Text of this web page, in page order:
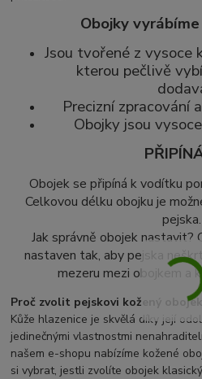
Obojky vyrábíme
Jsou tvořené z vysoce
kterou pečlivě
Precizní zpracování
Obojky jsou
Obojek se připíná k vodítku
Celkovou délku obojku je
pejska.
Jak správně obojek
nastaven tak, aby pejska
mezeru mezi obojkem a
Proč zvolit pejskovi kožený obojek?
Kůže hlazenice je skvělá díky její
jedinečnými vlastnostmi
našem e-shopu nabízíme kožené
si vybrat, jestli zvolíte obojek